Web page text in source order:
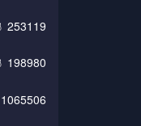
253119
198980
1065506